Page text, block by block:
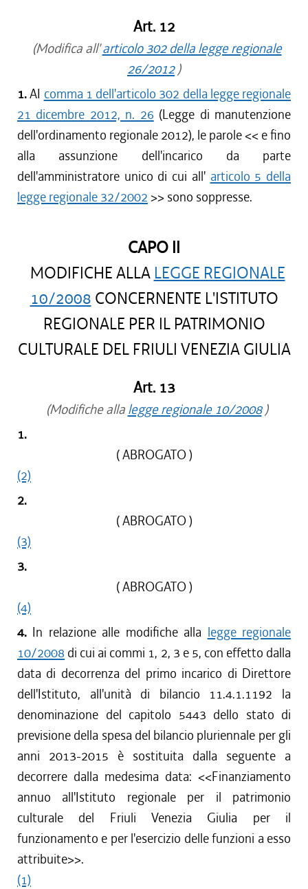
Art. 12
(Modifica all'articolo 302 della legge regionale
26/2012)
1.AI comma 1 dell'articolo 302 della legge regionale
21 dicembre 2012, n. 26 (Legge di manutenzione
dell'ordinamento regionale 2012), le parole << e fino
alla assunzione dell'incarico da parte
dell'amministratore unico di cui all' articolo 5 della
legge regionale 32/2002 >> sono soppresse.
CAPO II
MODIFICHE ALLA LEGGE REGIONALE
10/2008 CONCERNENTE L'ISTITUTO
REGIONALE PER IL PATRIMONIO
CULTURALE DEL FRIULI VENEZIA GIULIA
Art. 13
(Modifiche alla legge regionale 10/2008)
1.
( ABROGATO )
(2)
2.
( ABROGATO )
(3)
3.
( ABROGATO )
(4)
4. In relazione alle modifiche alla legge regionale
10/2008 di cui ai commi 1, 2, 3 e 5, con effetto dalla
data di decorrenza del primo incarico di Direttore
dell'Istituto, all'unità di bilancio 11.4.1.1192 la
denominazione del capitolo 5443 dello stato di
previsione della spesa del bilancio pluriennale per gli
anni 2013-2015 è sostituita dalla seguente a
decorrere dalla medesima data: <<Finanziamento
annuo all'Istituto regionale per il patrimonio
culturale del Friuli Venezia Giulia per il
funzionamento e per l'esercizio delle funzioni a esso
attribuite>>.
(1)